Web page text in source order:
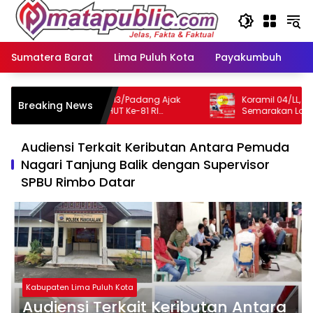
Langsung
konten
Sumatera Barat
Lima Puluh Kota Payakumbuh
Breaking News
04/LL Kodim 013/Padang Ajak
Semarakkan HUT Ke-81 RI
Agustus
Koramil 04/LL,
Semarakan Lomba
Masyarakat Lubeg
Audiensi Terkait Keributan Antara Pemuda
Nagari Tanjung Balik dengan Supervisor
SPBU Rimbo Datar
Kabupaten Lima Puluh Kota
Audiensi Terkait Keributan Antara